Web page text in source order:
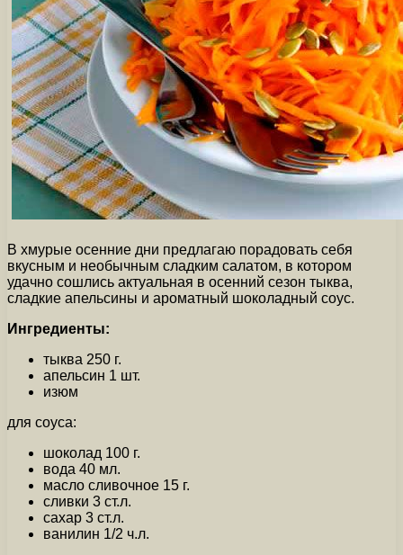
В хмурые осенние дни предлагаю порадовать себя
вкусным и необычным сладким салатом, в котором
удачно сошлись актуальная в осенний сезон тыква,
сладкие апельсины и ароматный шоколадный соус.
Ингредиенты:
тыква 250 г.
апельсин 1 шт.
изюм
для соуса:
шоколад 100 г.
вода 40 мл.
масло сливочное 15 г.
сливки 3 ст.л.
сахар 3 ст.л.
ванилин 1/2 ч.л.